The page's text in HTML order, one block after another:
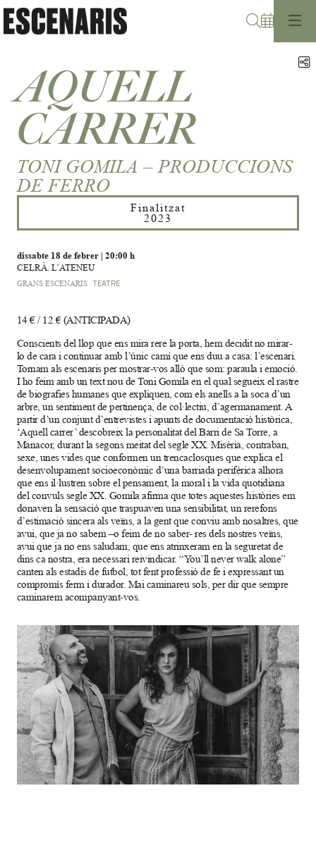
AQUELL
CARRER
TONI GOMILA – PRODUCCIONS
DE FERRO
Finalitzat
2023
dissabte 18 de febrer| 20:00 h
CELRÀ. L’ATENEU
GRANS ESCENARIS TEATRE
14 € / 12 € (ANTICIPADA)
Conscients del llop que ens mira rere la porta, hem decidit no mirar-
lo de cara i continuar amb l’únic camí que ens duu a casa: l’escenari.
Tornam als escenaris per mostrar-vos allò que som: paraula i emoció.
I ho feim amb un text nou de Toni Gomila en el qual segueix el rastre
de biografies humanes que expliquen, com els anells a la soca d’un
arbre, un sentiment de pertinença, de col·lectiu, d’agermanament. A
partir d’un conjunt d’entrevistes i apunts de documentació històrica,
‘Aquell carrer’ descobreix la personalitat del Barri de Sa Torre, a
Manacor, durant la segons meitat del segle XX. Misèria, contraban,
sexe, unes vides que conformen un trencaclosques que explica el
desenvolupament socioeconòmic d’una barriada perifèrica alhora
que ens il·lustren sobre el pensament, la moral i la vida quotidiana
del convuls segle XX. Gomila afirma que totes aquestes històries em
donaven la sensació que traspuaven una sensibilitat, un rerefons
d’estimació sincera als veïns, a la gent que conviu amb nosaltres, que
avui, que ja no sabem –o feim de no saber- res dels nostres veïns,
avui que ja no ens saludam, que ens atrinxeram en la seguretat de
dins ca nostra, era necessari reivindicar. “You’ll never walk alone”
canten als estadis de futbol, tot fent professió de fe i expressant un
compromís ferm i durador. Mai caminareu sols, per dir que sempre
caminarem acompanyant-vos.